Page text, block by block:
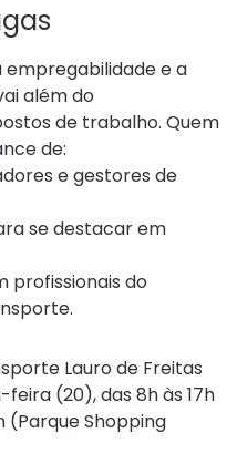
e a
além do
de trabalho. Quem
de:
e gestores de
se destacar em
profissionais do
Lauro de Freitas
(20), das 8h às 17h
(Parque Shopping